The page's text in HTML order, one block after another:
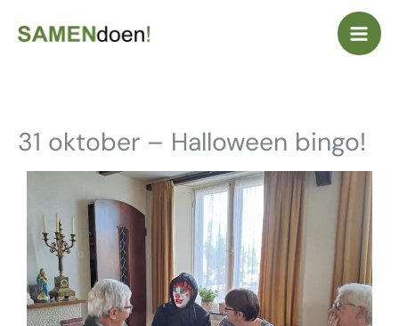
naar
31 oktober – Halloween bingo!